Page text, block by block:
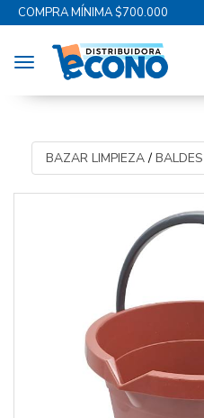
COMPRA MÍNIMA $700.000
Toggle navigation
BAZAR LIMPIEZA/ BALDES